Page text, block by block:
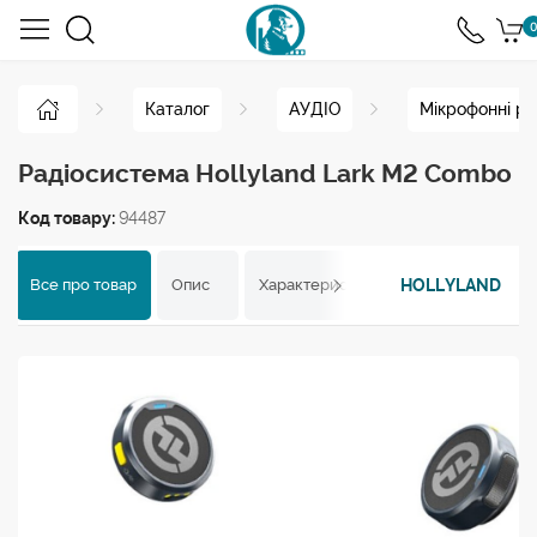
0
Каталог АУДІО Мікрофонні
Радіосистема Hollyland Lark M2 Combo
Код товару:94487
Все про товар Опис Характеристики Відгуки
HOLLYLAND